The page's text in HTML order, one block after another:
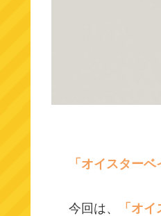
「オイスターベ
今回は、 「オ